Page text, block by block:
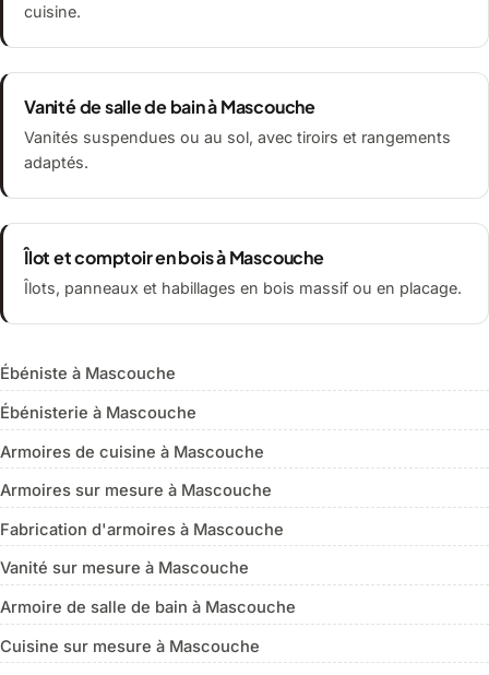
cuisine.
Vanité de salle de bain à Mascouche
Vanités suspendues ou au sol, avec tiroirs et rangements
adaptés.
Îlot et comptoir en bois à Mascouche
Îlots, panneaux et habillages en bois massif ou en placage.
Ébéniste à Mascouche
Ébénisterie à Mascouche
Armoires de cuisine à Mascouche
Armoires sur mesure à Mascouche
Fabrication d'armoires à Mascouche
Vanité sur mesure à Mascouche
Armoire de salle de bain à Mascouche
Cuisine sur mesure à Mascouche